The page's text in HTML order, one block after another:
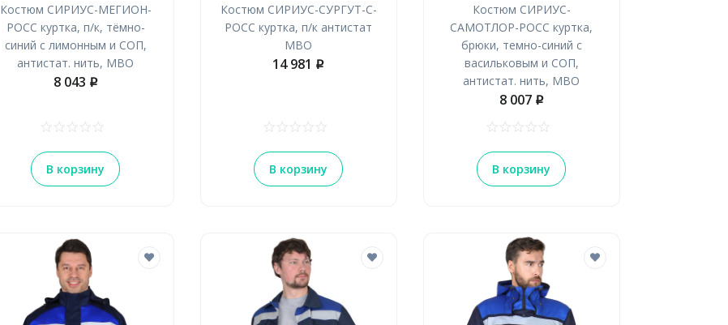
Костюм СИРИУС-МЕГИОН-
РОСС куртка, п/к, тёмно-
синий с лимонным и СОП,
антистат. нить, МВО
8 043 p
В корзину
Костюм СИРИУС-СУРГУТ-С-
РОСС куртка, п/к антистат
МВО
14 981 p
В корзину
Костюм СИРИУС-
САМОТЛОР-РОСС куртка,
брюки, темно-синий с
васильковым и СОП,
антистат. нить, МВО
8 007 p
В корзину